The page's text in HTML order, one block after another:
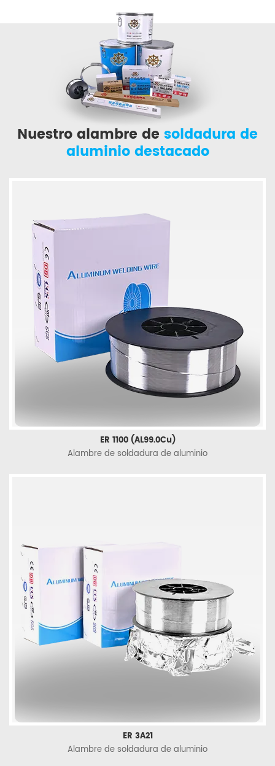
Nuestro alambre de soldadura de
aluminio destacado
ER 1100 (AL99.0Cu)
Alambre de soldadura de aluminio
ER 3A21
Alambre de soldadura de aluminio